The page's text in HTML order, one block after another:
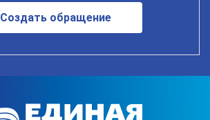
Создать обращение